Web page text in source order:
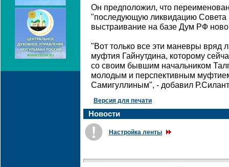
Он предположил, что
"последующую ликвидацию Совета
выстраивание на базе Дум РФ
"Вот только все эти маневры вряд
муфтия Гайнутдина, которому
со своим бывшим начальником
молодым и перспективным
Самигуллиным", - добавил
Версия для печати
Новости
Настройка ленты